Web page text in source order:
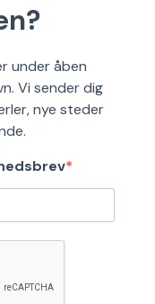
under åben
Vi sender dig
nye steder